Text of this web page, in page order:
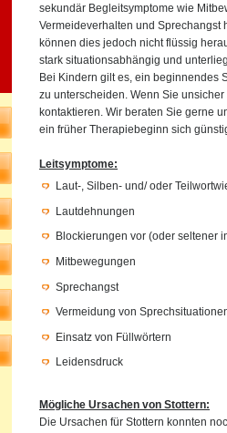
sekundär Begleitsymptome wie
Vermeideverhalten und Sprechangst
können dies jedoch nicht flüssig
stark situationsabhängig und
Bei Kindern gilt es, ein beginnendes
zu unterscheiden. Wenn Sie
kontaktieren. Wir beraten Sie gerne
ein früher Therapiebeginn sich
Leitsymptome:
Laut-, Silben- und/ oder
Lautdehnungen
Blockierungen vor (oder seltener
Mitbewegungen
Sprechangst
Vermeidung von
Einsatz von Füllwörtern
Leidensdruck
Mögliche Ursachen von Stottern:
Die Ursachen für Stottern konnten